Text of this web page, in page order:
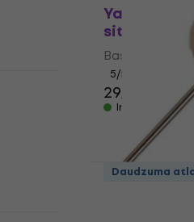
Yamaha
sitējs
Basbungas
5/5
29,90 €
Ir noliktavā
Vater
Daudzuma